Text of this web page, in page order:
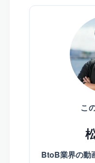
こ
BtoB業界の動